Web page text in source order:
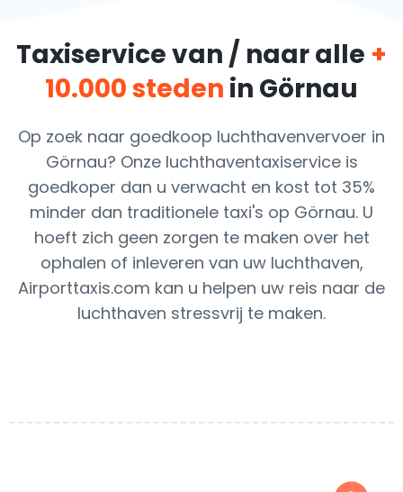
Taxiservice van / naar alle +
10.000 steden in Görnau
Op zoek naar goedkoop luchthavenvervoer in
Görnau? Onze luchthaventaxiservice is
goedkoper dan u verwacht en kost tot 35%
minder dan traditionele taxi's op Görnau. U
hoeft zich geen zorgen te maken over het
ophalen of inleveren van uw luchthaven,
Airporttaxis.com kan u helpen uw reis naar de
luchthaven stressvrij te maken.